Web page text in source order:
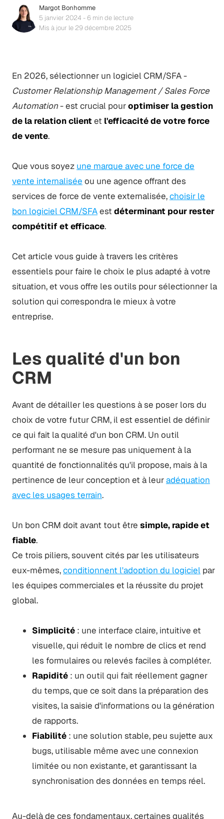
Margot Bonhomme
5 janvier 2024 - 6 min de lecture
Mis à jour le 29 décembre 2025
En 2026, sélectionner un logiciel CRM/SFA -
Customer Relationship Management / Sales Force
Automation- est crucial pouroptimiser la gestion
de la relation clientet l'efficacité de votre force
de vente.
Que vous soyez une marque avec une force de
vente internalisée ou une agence offrant des
services de force de vente externalisée,choisir le
bon logiciel CRM/SFAest déterminant pour rester
compétitif et efficace.
Cet article vous guide à travers les critères
essentiels pour faire le choix le plus adapté à votre
situation, et vous offre les outils pour sélectionner la
solution qui correspondra le mieux à votre
entreprise.
Les qualité d'un bon
CRM
Avant de détailler les questions à se poser lors du
choix de votre futur CRM, il est essentiel de définir
ce qui fait la qualité d'un bon CRM. Un outil
performant ne se mesure pas uniquement à la
quantité de fonctionnalités qu'il propose, mais à la
pertinence de leur conception et à leuradéquation
avec les usages terrain.
Un bon CRM doit avant tout être simple, rapide et
fiable.
Ce trois piliers, souvent cités par les utilisateurs
eux-mêmes,conditionnent l'adoption du logicielpar
les équipes commerciales et la réussite du projet
global.
Simplicité: une interface claire, intuitive et
visuelle, qui réduit le nombre de clics et rend
les formulaires ou relevés faciles à compléter.
Rapidité: un outil qui fait réellement gagner
du temps, que ce soit dans la préparation des
visites, la saisie d'informations ou la génération
de rapports.
Fiabilité: une solution stable, peu sujette aux
bugs, utilisable même avec une connexion
limitée ou non existante, et garantissant la
synchronisation des données en temps réel.
Au-delà de ces fondamentaux, certaines qualités